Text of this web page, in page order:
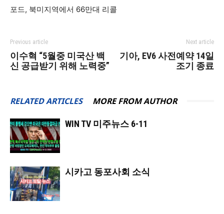
포드, 북미지역에서 66만대 리콜
Previous article
이수혁 “5월중 미국산 백
신 공급받기 위해 노력중”
Next article
기아, EV6 사전예약 14일
조기 종료
RELATED ARTICLES MORE FROM AUTHOR
WIN TV 미주뉴스 6-11
시카고 동포사회 소식